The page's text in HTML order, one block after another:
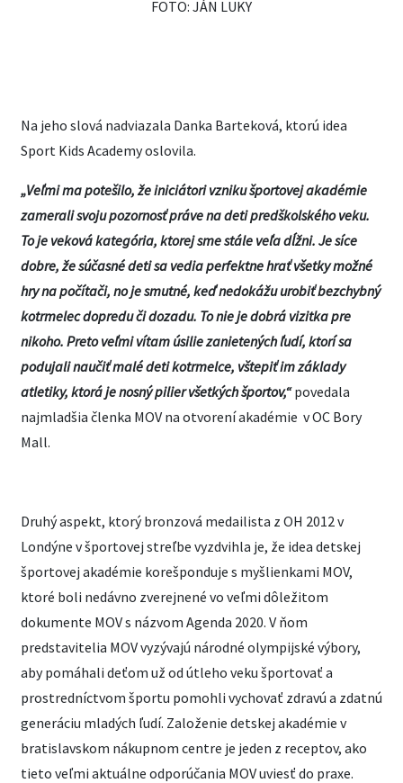
FOTO: JÁN LUKY
Na jeho slová nadviazala Danka Barteková, ktorú idea
Sport Kids Academy oslovila.
„Veľmi ma potešilo, že iniciátori vzniku športovej akadémie
zamerali svoju pozornosť práve na deti predškolského veku.
To je veková kategória, ktorej sme stále veľa dĺžni. Je síce
dobre, že súčasné deti sa vedia perfektne hrať všetky možné
hry na počítači, no je smutné, keď nedokážu urobiť bezchybný
kotrmelec dopredu či dozadu. To nie je dobrá vizitka pre
nikoho. Preto veľmi vítam úsilie zanietených ľudí, ktorí sa
podujali naučiť malé deti kotrmelce, vštepiť im základy
atletiky, ktorá je nosný pilier všetkých športov,“povedala
najmladšia členka MOV na otvorení akadémie v OC Bory
Mall.
Druhý aspekt, ktorý bronzová medailista z OH 2012 v
Londýne v športovej streľbe vyzdvihla je, že idea detskej
športovej akadémie korešponduje s myšlienkami MOV,
ktoré boli nedávno zverejnené vo veľmi dôležitom
dokumente MOV s názvom Agenda 2020. V ňom
predstavitelia MOV vyzývajú národné olympijské výbory,
aby pomáhali deťom už od útleho veku športovať a
prostredníctvom športu pomohli vychovať zdravú a zdatnú
generáciu mladých ľudí. Založenie detskej akadémie v
bratislavskom nákupnom centre je jeden z receptov, ako
tieto veľmi aktuálne odporúčania MOV uviesť do praxe.